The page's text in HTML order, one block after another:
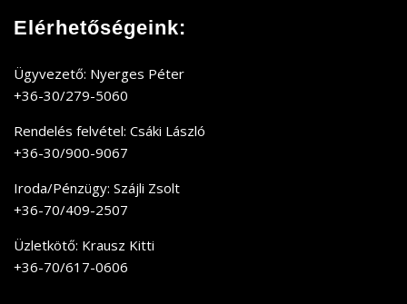
Elérhetőségeink:
Ügyvezető: Nyerges Péter
+36-30/279-5060
Rendelés felvétel: Csáki László
+36-30/900-9067
Iroda/Pénzügy: Szájli Zsolt
+36-70/409-2507
Üzletkötő: Krausz Kitti
+36-70/617-0606